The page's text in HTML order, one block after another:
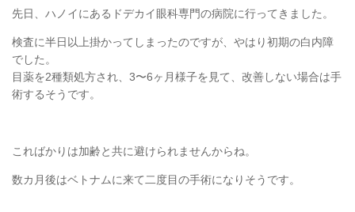
先日、ハノイにあるドデカイ眼科専門の病院に行ってきました。
検査に半日以上掛かってしまったのですが、やはり初期の白内障
でした。
目薬を2種類処方され、3〜6ヶ月様子を見て、改善しない場合は手
術するそうです。
こればかりは加齢と共に避けられませんからね。
数カ月後はベトナムに来て二度目の手術になりそうです。